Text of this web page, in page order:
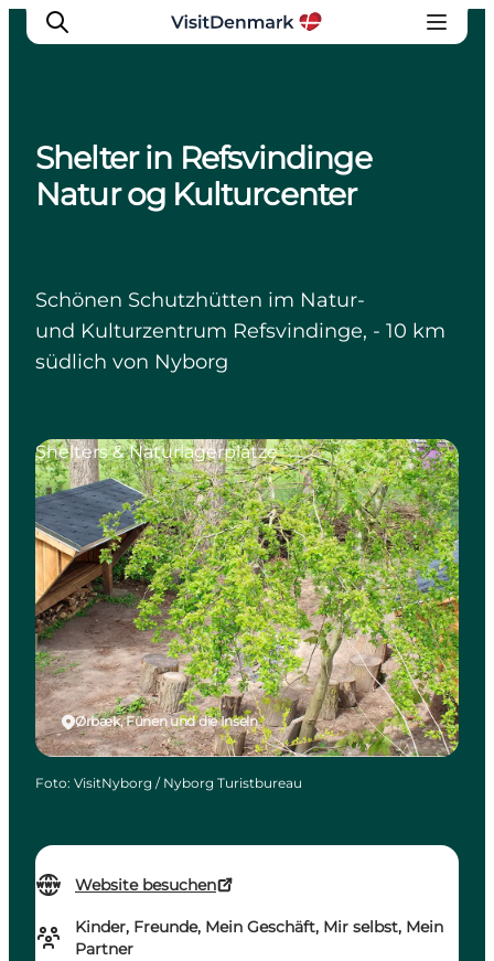
Inspiration
Regionen
Reiseplanung
Shelter in Refsvindinge
Natur og Kulturcenter
Schönen Schutzhütten im Natur-
und Kulturzentrum Refsvindinge, - 10 km
südlich von Nyborg
Website besuchen
Kinder, Freunde, Mein Geschäft, Mir selbst, Mein
Partner
Ørbæk, Fünen und die Inseln
Shelters & Naturlagerplätze
Foto: VisitNyborg / Nyborg Turistbureau